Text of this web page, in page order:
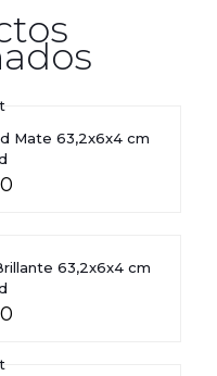
Mate 63,2x6x4 cm
63,2x6x4 cm